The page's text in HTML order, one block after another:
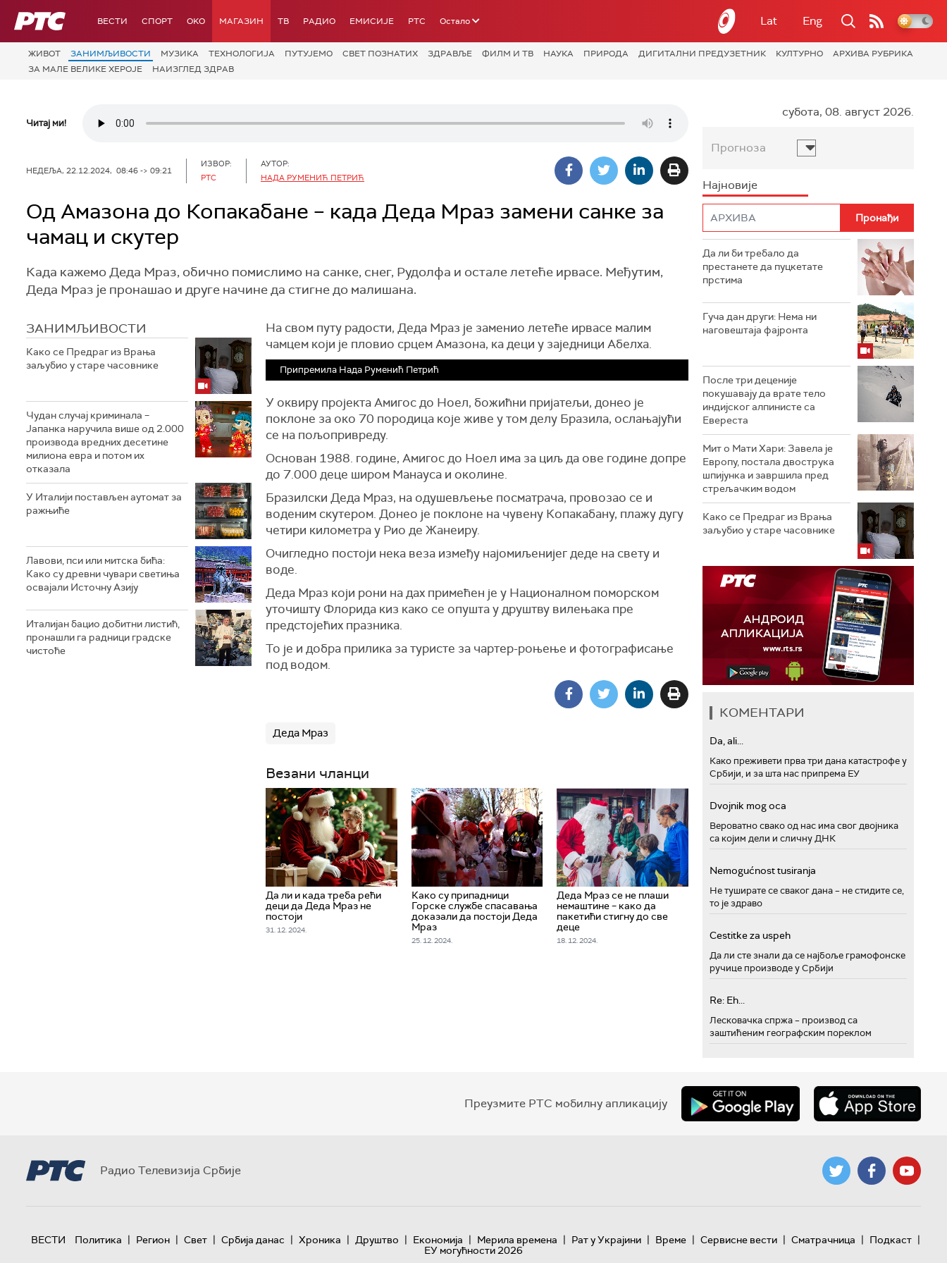
РТС ВЕСТИ СПОРТ OKO МАГАЗИН ТВ РАДИО ЕМИСИЈЕ РТС Остало Lat Eng
ЖИВОТ ЗАНИМЉИВОСТИ МУЗИКА ТЕХНОЛОГИЈA ПУТУЈЕМО СВЕТ ПОЗНАТИХ ЗДРАВЉЕ ФИЛМ И ТВ НАУКА ПРИРОДА ДИГИТАЛНИ ПРЕДУЗЕТНИК КУЛТУРНО
АРХИВА РУБРИКА
ЗА МАЛЕ ВЕЛИКЕ ХЕРОЈЕ
НАИЗГЛЕД ЗДРАВ
Читај ми!
НЕДЕЉА, 22.12.2024, 08:46 -> 09:21
ИЗВОР:
РТС
АУТОР:
НАДА РУМЕНИЋ ПЕТРИЋ
Од Амазона до Копакабане – када Деда Мраз замени санке за
чамац и скутер
Када кажемо Деда Мраз, обично помислимо на санке, снег, Рудолфа и остале летеће ирвасе. Међутим,
Деда Мраз је пронашао и друге начине да стигне до малишана.
ЗАНИМЉИВОСТИ
Како се Предраг из Врања
заљубио у старе часовнике
Чудан случај криминала –
Јапанка наручила више од 2.000
производа вредних десетине
милиона евра и потом их
отказала
У Италији постављен аутомат за
ражњиће
Лавови, пси или митска бића:
Како су древни чувари светиња
освајали Источну Азију
Италијан бацио добитни листић,
пронашли га радници градске
чистоће
На свом путу радости, Деда Мраз је заменио летеће ирвасе малим
чамцем који је пловио срцем Амазона, ка деци у заједници Абелха.
Припремила Нада Руменић Петрић
У оквиру пројекта Амигос до Ноел, божићни пријатељи, донео је
поклоне за око 70 породица које живе у том делу Бразила, ослањајући
се на пољопривреду.
Основан 1988. године, Амигос до Ноел има за циљ да ове године допре
до 7.000 деце широм Манауса и околине.
Бразилски Деда Мраз, на одушевљење посматрача, провозао се и
воденим скутером. Донео је поклоне на чувену Копакабану, плажу дугу
четири километра у Рио де Жанеиру.
Очигледно постоји нека веза између најомиљенијег деде на свету и
воде.
Деда Мраз који рони на дах примећен је у Националном поморском
уточишту Флорида киз како се опушта у друштву вилењака пре
предстојећих празника.
То је и добра прилика за туристе за чартер-роњење и фотографисање
под водом.
Деда Мраз
Везани чланци
Да ли и када треба рећи
деци да Деда Мраз не
постоји
31. 12. 2024.
Како су припадници
Горске службе спасавања
доказали да постоји Деда
Мраз
25. 12. 2024.
Деда Мраз се не плаши
немаштине – како да
пакетићи стигну до све
деце
18. 12. 2024.
субота, 08. август 2026.
Прогноза
Најновије
Да ли би требало да
престанете да пуцкетате
прстима
Гуча дан други: Нема ни
наговештаја фајронта
После три деценије
покушавају да врате тело
индијског алпинисте са
Евереста
Мит о Мати Хари: Завела је
Европу, постала двострука
шпијунка и завршила пред
стрељачким водом
Како се Предраг из Врања
заљубио у старе часовнике
КОМЕНТАРИ
Da, ali...
Како преживети прва три дана катастрофе у
Србији, и за шта нас припрема ЕУ
Dvojnik mog oca
Вероватно свако од нас има свог двојника
са којим дели и сличну ДНК
Nemogućnost tusiranja
Не туширате се сваког дана – не стидите се,
то је здраво
Cestitke za uspeh
Да ли сте знали да се најбоље грамофонске
ручице производе у Србији
Re: Eh...
Лесковачка спржа – производ са
заштићеним географским пореклом
Преузмите РТС мобилну апликацију
Радио Телевизија Србије
ВЕСТИ Политика | Регион | Свет | Србија данас | Хроника | Друштво | Економија | Мерила времена | Рат у Украјини | Време | Сервисне вести | Сматрачница | Подкаст |
ЕУ могућности 2026